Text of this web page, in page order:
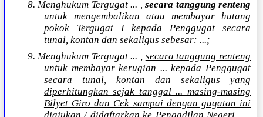
8. Menghukum Tergugat ... ,secara tanggung renteng
untuk mengembalikan atau membayar hutang
pokok Tergugat I kepada Penggugat secara
tunai, kontan dan sekaligus sebesar: ...;
9. Menghukum Tergugat ... , secara tanggung renteng
untuk membayar kerugian ... kepada Penggugat
secara tunai, kontan dan sekaligus yang
diperhitungkan sejak tanggal ... masing-masing
Bilyet Giro dan Cek sampai dengan gugatan ini